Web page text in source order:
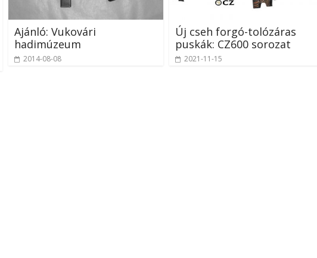
Ajánló: Vukovári
hadimúzeum
2014-08-08
Új cseh forgó-tolózáras
puskák: CZ600 sorozat
2021-11-15